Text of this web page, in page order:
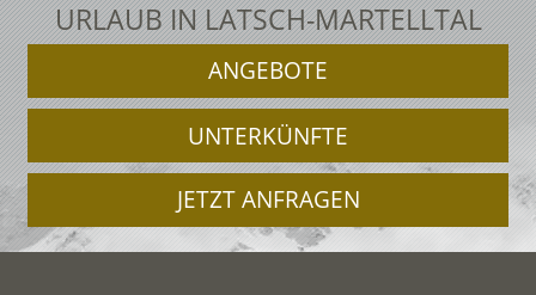
URLAUB IN LATSCH-MARTELLTAL
ANGEBOTE
UNTERKÜNFTE
JETZT ANFRAGEN